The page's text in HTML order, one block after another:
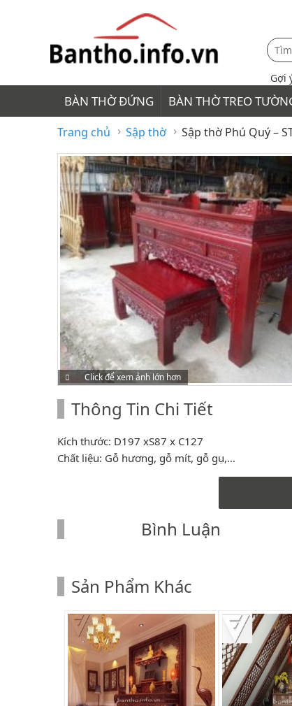
Gợi
BÀN THỜ ĐỨNG BÀN THỜ TREO
Trang chủ › Sập thờ › Sập thờ Phú Quý –
Click để xem ảnh lớn hơn
Thông Tin Chi Tiết
Kích thước: D197 xS87 x C127
Chất liệu: Gỗ hương, gỗ mít, gỗ gụ,…
Bình Luận
Sản Phẩm Khác